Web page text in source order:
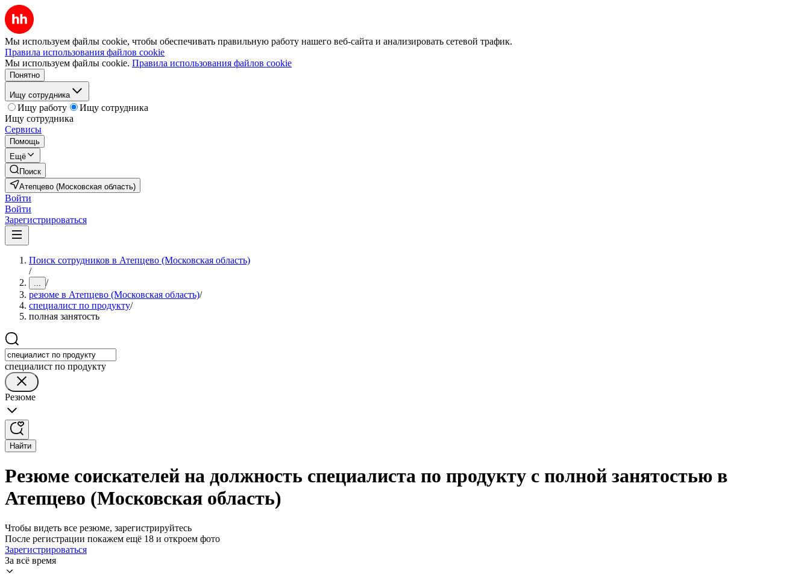
Мы используем файлы cookie, чтобы обеспечивать правильную работу нашего веб-сайта и анализировать сетевой трафик.
Правила использования файлов cookie
Мы используем файлы cookie. Правила использования файлов cookie
Понятно
Ищу сотрудника
Ищу работу
Ищу сотрудника
Ищу сотрудника
Сервисы
Помощь
Ещё
Поиск
Атепцево (Московская область)
Войти
Войти
Зарегистрироваться
Поиск сотрудников в Атепцево (Московская область)
/
... /
резюме в Атепцево (Московская область)/
специалист по продукту/
полная занятость
специалист по продукту
Резюме
Найти
Резюме соискателей на должность специалиста по продукту с полной занятостью в
Атепцево (Московская область)
Чтобы видеть все резюме, зарегистрируйтесь
После регистрации покажем ещё 18 и откроем фото
Зарегистрироваться
За всё время